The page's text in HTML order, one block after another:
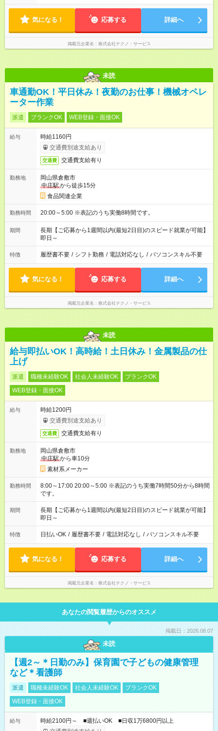
気になる！ 応募する 詳細へ
掲載元企業名 株式会社テクノ・サービス
未読
車通勤OK！平日休み！夜勤のお仕事！機械オペレ
ーター作業
派遣 ブランクOK WEB登録・面接OK
給与
時給1160円
交通費別途支給あり
交通費 交通費支給有り
勤務地
岡山県倉敷市
中庄駅から徒歩15分
食品関連企業
勤務時間 20:00～5:00 ※表記のうち実働8時間です。
期間
長期【ご応募から1週間以内(最短2日目)のスピード就業が可能】
即日～
特徴 履歴書不要 / シフト勤務 / 電話対応なし / パソコンスキル不要
気になる！ 応募する 詳細へ
掲載元企業名 株式会社テクノ・サービス
未読
給与即払いOK！高時給！土日休み！金属製品の仕
上げ
派遣 職種未経験OK 社会人未経験OK
ブランクOK
WEB登録・面接OK
給与
時給1200円
交通費別途支給あり
交通費 交通費支給有り
勤務地
岡山県倉敷市
中庄駅から車10分
素材系メーカー
勤務時間
8:00～17:00 20:00～5:00 ※表記のうち実働7時間50分から8時間
です。
期間
長期【ご応募から1週間以内(最短2日目)のスピード就業が可能】
即日～
特徴 日払いOK / 履歴書不要 / 電話対応なし / パソコンスキル不要
気になる！ 応募する 詳細へ
掲載元企業名 株式会社テクノ・サービス
あなたの閲覧履歴からのオススメ
掲載日：2026.08.07
未読
【週2～＊日勤のみ】保育園で子どもの健康管理
など＊看護師
派遣 職種未経験OK 社会人未経験OK
ブランクOK
WEB登録・面接OK
給与
時給2100円～ ■週払いOK ■日収1万6800円以上